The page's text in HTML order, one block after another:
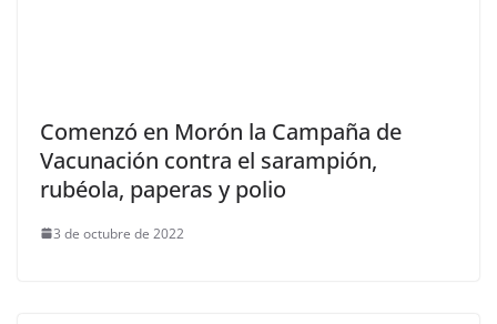
Comenzó en Morón la Campaña de
Vacunación contra el sarampión,
rubéola, paperas y polio
3 de octubre de 2022